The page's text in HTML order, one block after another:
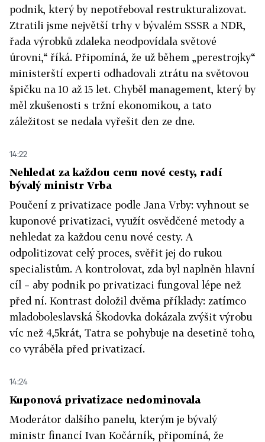
podnik, který by nepotřeboval restrukturalizovat.
Ztratili jsme největší trhy v bývalém SSSR a NDR,
řada výrobků zdaleka neodpovídala světové
úrovni,“ říká. Připomíná, že už během „perestrojky“
ministerští experti odhadovali ztrátu na světovou
špičku na 10 až 15 let. Chyběl management, který by
měl zkušenosti s tržní ekonomikou, a tato
záležitost se nedala vyřešit den ze dne.
14:22
Nehledat za každou cenu nové cesty, radí
bývalý ministr Vrba
Poučení z privatizace podle Jana Vrby: vyhnout se
kuponové privatizaci, využít osvědčené metody a
nehledat za každou cenu nové cesty. A
odpolitizovat celý proces, svěřit jej do rukou
specialistům. A kontrolovat, zda byl naplněn hlavní
cíl – aby podnik po privatizaci fungoval lépe než
před ní. Kontrast doložil dvěma příklady: zatímco
mladoboleslavská Škodovka dokázala zvýšit výrobu
víc než 4,5krát, Tatra se pohybuje na desetině toho,
co vyráběla před privatizací.
14:24
Kuponová privatizace nedominovala
Moderátor dalšího panelu, kterým je bývalý
ministr financí Ivan Kočárník, připomíná, že